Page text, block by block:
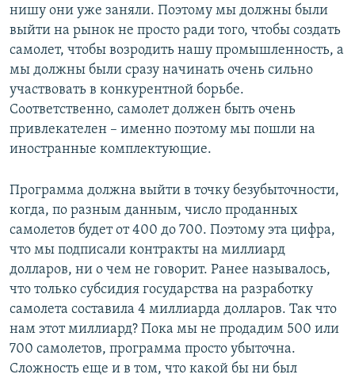
нишу они уже заняли. Поэтому мы должны были
выйти на рынок не просто ради того, чтобы создать
самолет, чтобы возродить нашу промышленность, а
мы должны были сразу начинать очень сильно
участвовать в конкурентной борьбе.
Соответственно, самолет должен быть очень
привлекателен – именно поэтому мы пошли на
иностранные комплектующие.
Программа должна выйти в точку безубыточности,
когда, по разным данным, число проданных
самолетов будет от 400 до 700. Поэтому эта цифра,
что мы подписали контракты на миллиард
долларов, ни о чем не говорит. Ранее называлось,
что только субсидия государства на разработку
самолета составила 4 миллиарда долларов. Так что
нам этот миллиард? Пока мы не продадим 500 или
700 самолетов, программа просто убыточна.
Сложность еще и в том, что какой бы ни был